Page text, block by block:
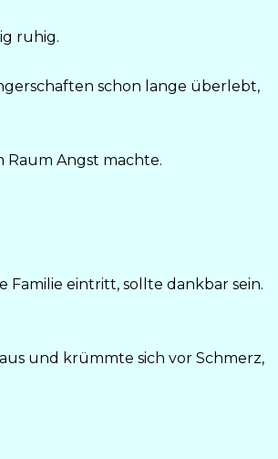
ruhig.
schon lange überlebt,
Raum Angst machte.
Familie eintritt, sollte dankbar sein.
und krümmte sich vor Schmerz,